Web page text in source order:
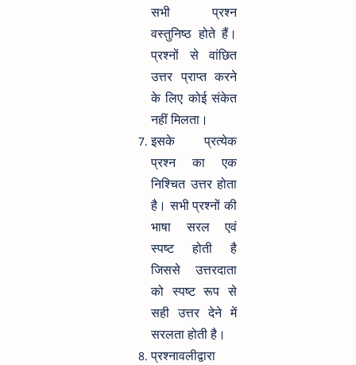
सभी प्रश्न
वस्तुनिष्ठ होते हैं।
प्रश्नों से वांछित
उत्तर प्राप्त करने
के लिए कोई संकेत
नहीं मिलता।
इसके प्रत्येक
प्रश्न का एक
निश्चित उत्तर होता
है। सभी प्रश्नों की
भाषा सरल एवं
स्पष्ट होती है
जिससे उत्तरदाता
को स्पष्ट रूप से
सही उत्तर देने में
सरलता होती है।
प्रश्नावलीद्वारा